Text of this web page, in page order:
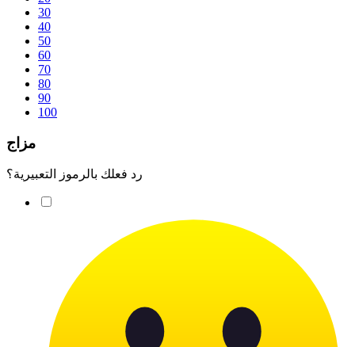
30
40
50
60
70
80
90
100
مزاج
رد فعلك بالرموز التعبيرية؟